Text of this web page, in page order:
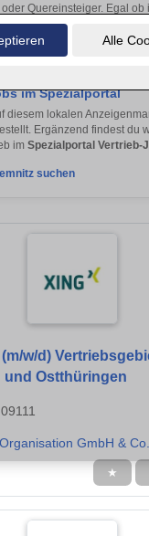
Alle
Quereinsteiger. Egal ob
Sie jetzt neue Chancen in
auf passende Vertrieb-
im Spezialportal
diesem lokalen
Ergänzend findest du
im Spezialportal Vertrieb-
suchen
w/d)
Ostthüringen
GmbH &
★